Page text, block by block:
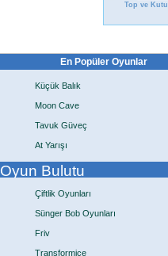
Top ve Kutu
En Popüler Oyunlar
Küçük Balık
Moon Cave
Tavuk Güveç
At Yarışı
Oyun Bulutu
Çiftlik Oyunları
Sünger Bob Oyunları
Friv
Transformice